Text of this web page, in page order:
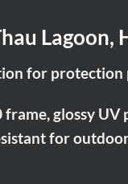
Lagoon,
for protection
glossy
for